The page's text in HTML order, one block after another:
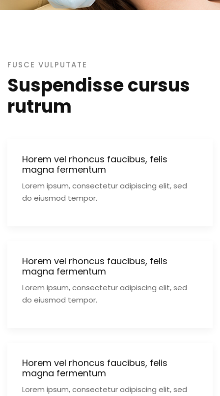
FUSCE VULPUTATE
Suspendisse cursus
rutrum
Horem vel rhoncus faucibus, felis
magna fermentum
Lorem ipsum, consectetur adipiscing elit, sed
do eiusmod tempor.
Horem vel rhoncus faucibus, felis
magna fermentum
Lorem ipsum, consectetur adipiscing elit, sed
do eiusmod tempor.
Horem vel rhoncus faucibus, felis
magna fermentum
Lorem ipsum, consectetur adipiscing elit, sed